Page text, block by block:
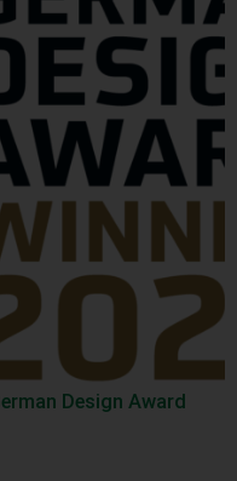
Design Award